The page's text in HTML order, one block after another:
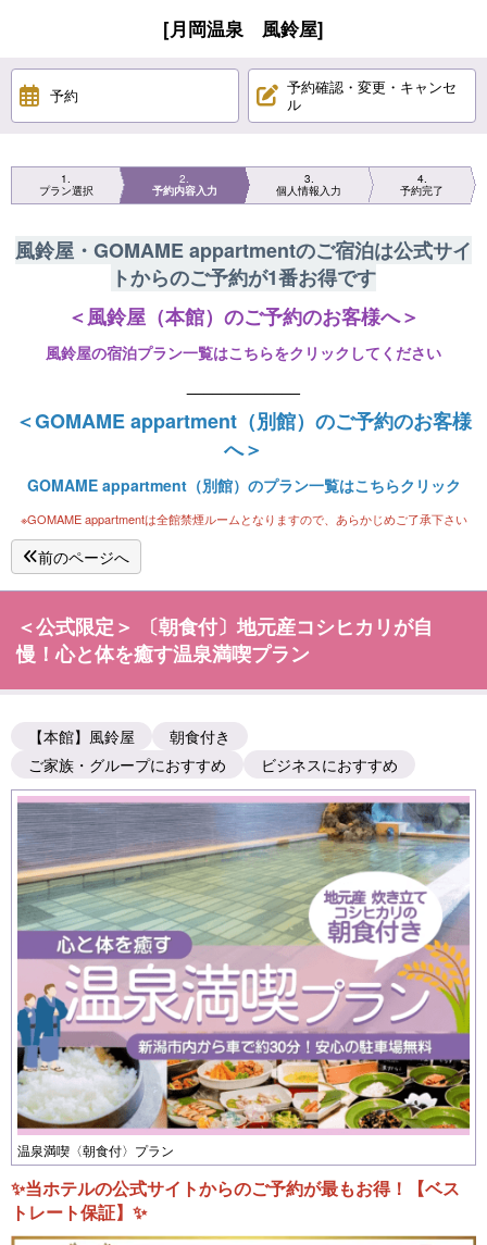
[月岡温泉 風鈴屋]
予約
予約確認・変更・キャンセ
ル
1
プラン選択
2
予約内容入力
3
個人情報入力
4
予約完了
風鈴屋・GOMAME appartmentのご宿泊は公式サイ
トからのご予約が1番お得です
＜風鈴屋（本館）のご予約のお客様へ＞
風鈴屋の宿泊プラン一覧はこちらをクリックしてください
＜GOMAME appartment（別館）のご予約のお客様
へ＞
GOMAME appartment（別館）のプラン一覧はこちらクリック
※GOMAME appartmentは全館禁煙ルームとなりますので、あらかじめご了承下さい
前のページへ
＜公式限定＞ 〔朝食付〕地元産コシヒカリが自
慢！心と体を癒す温泉満喫プラン
【本館】風鈴屋
朝食付き
ご家族・グループにおすすめ
ビジネスにおすすめ
温泉満喫〈朝食付〉プラン
✨当ホテルの公式サイトからのご予約が最もお得！【ベス
トレート保証】✨